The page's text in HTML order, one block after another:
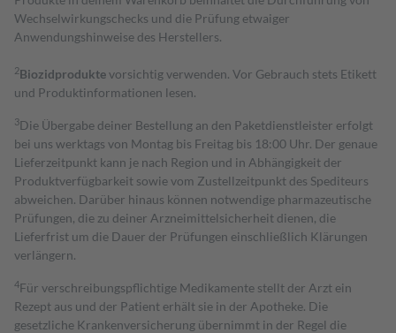
Wechselwirkungschecks und die Prüfung etwaiger
Anwendungshinweise des Herstellers.
2Biozidproduktevorsichtig verwenden. Vor Gebrauch stets Etikett
und Produktinformationen lesen.
3Die Übergabe deiner Bestellung an den Paketdienstleister erfolgt
bei uns werktags von Montag bis Freitag bis 18:00 Uhr. Der genaue
Lieferzeitpunkt kann je nach Region und in Abhängigkeit der
Produktverfügbarkeit sowie vom Zustellzeitpunkt des Spediteurs
abweichen. Darüber hinaus können notwendige pharmazeutische
Prüfungen, die zu deiner Arzneimittelsicherheit dienen, die
Lieferfrist um die Dauer der Prüfungen einschließlich Klärungen
verlängern.
4Für verschreibungspflichtige Medikamente stellt der Arzt ein
Rezept aus und der Patient erhält sie in der Apotheke. Die
gesetzliche Krankenversicherung übernimmt in der Regel die